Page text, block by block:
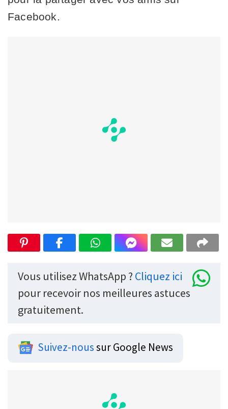
Facebook.
Vous utilisez WhatsApp ? Cliquez ici
pour recevoir nos meilleures astuces
gratuitement.
Suivez-noussur Google News